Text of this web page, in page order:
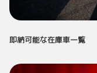
即納可能な在庫車一覧